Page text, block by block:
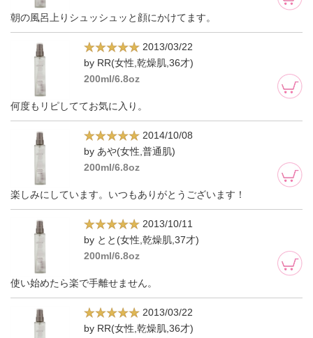
朝の風呂上りシュッシュッと顔にかけてます。
2013/03/22
by RR(女性,乾燥肌,36才)
200ml/6.8oz
何度もリピしててお気に入り。
2014/10/08
by あや(女性,普通肌)
200ml/6.8oz
楽しみにしています。いつもありがとうございます！
2013/10/11
by とと(女性,乾燥肌,37才)
200ml/6.8oz
使い始めたら楽で手離せません。
2013/03/22
by RR(女性,乾燥肌,36才)